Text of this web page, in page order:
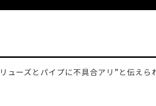
ューズとパイプに不具合アリ”と伝えら